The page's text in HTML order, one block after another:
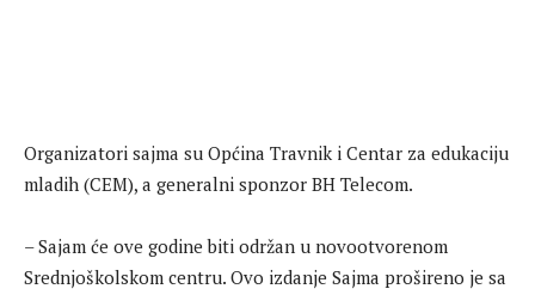
Organizatori sajma su Općina Travnik i Centar za edukaciju
mladih (CEM), a generalni sponzor BH Telecom.
– Sajam će ove godine biti održan u novootvorenom
Srednjoškolskom centru. Ovo izdanje Sajma prošireno je sa